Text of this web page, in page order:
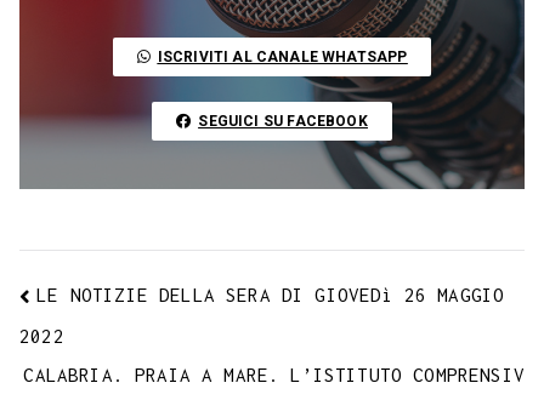
r
p
p
a
m
e
e
s
t
I
n
k
ISCRIVITI AL CANALE WHATSAPP
SEGUICI SU FACEBOOK
LE NOTIZIE DELLA SERA DI GIOVEDì 26 MAGGIO
2022
CALABRIA. PRAIA A MARE. L’ISTITUTO COMPRENSIV